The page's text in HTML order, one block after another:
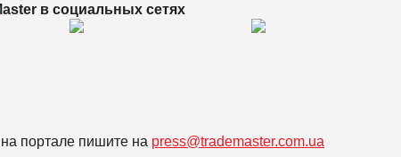
в социальных сетях
портале пишите на press@trademaster.com.ua